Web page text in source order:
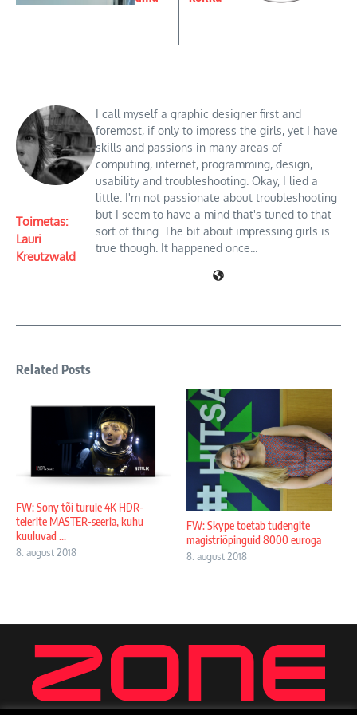
Toimetas:
Lauri
Kreutzwald
I call myself a graphic designer first and
foremost, if only to impress the girls, yet I have
skills and passions in many areas of
computing, internet, programming, design,
usability and troubleshooting. Okay, I lied a
little. I'm not passionate about troubleshooting
but I seem to have a mind that's tuned to that
sort of thing. The bit about impressing girls is
true though. It happened once...
Related Posts
FW: Sony tõi turule 4K HDR-
telerite MASTER-seeria, kuhu
kuuluvad ...
8. august 2018
FW: Skype toetab tudengite
magistriõpinguid 8000 euroga
8. august 2018